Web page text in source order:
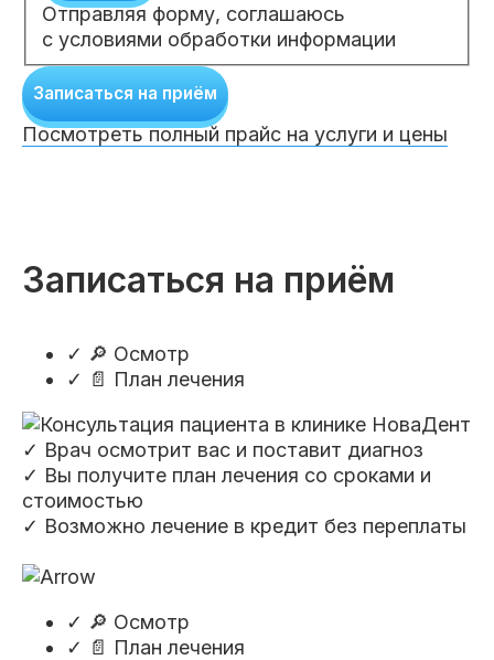
Отправляя форму, соглашаюсь
с условиями обработки информации
Записаться на приём
Посмотреть полный прайс на услуги и цены
Записаться на приём
✓ 🔎 Осмотр
✓ 📄 План лечения
✓ Врач осмотрит вас и поставит диагноз
✓ Вы получите план лечения со сроками и
стоимостью
✓ Возможно лечение в кредит без переплаты
✓ 🔎 Осмотр
✓ 📄 План лечения